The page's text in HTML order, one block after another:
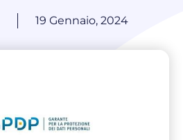
19 Gennaio, 2024